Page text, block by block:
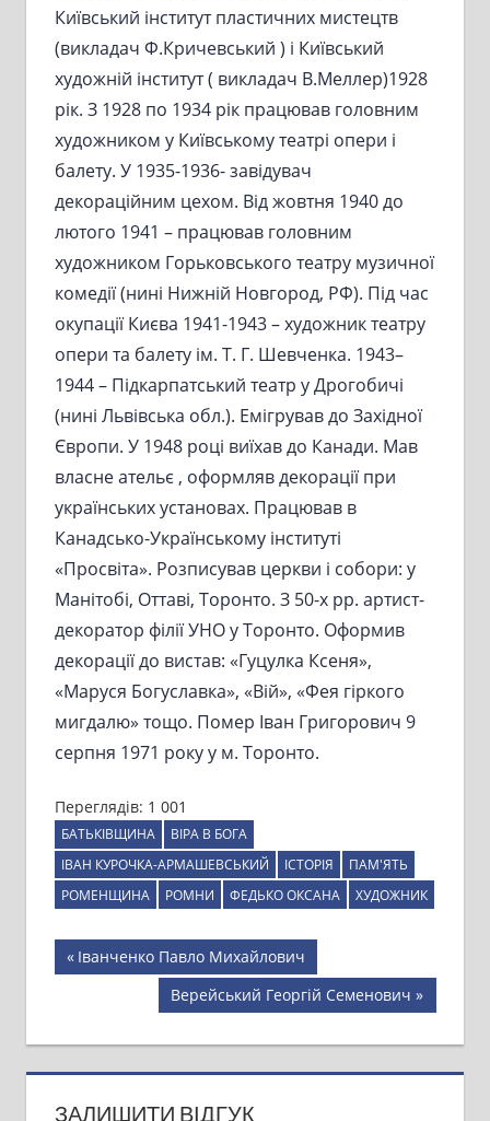
Київський інститут пластичних мистецтв
(викладач Ф.Кричевський ) і Київський
художній інститут ( викладач В.Меллер)1928
рік. З 1928 по 1934 рік працював головним
художником у Київському театрі опери і
балету. У 1935-1936- завідувач
декораційним цехом. Від жовтня 1940 до
лютого 1941 – працював головним
художником Горьковського театру музичної
комедії (нині Нижній Новгород, РФ). Під час
окупації Києва 1941-1943 – художник театру
опери та балету ім. Т. Г. Шевченка. 1943–
1944 – Підкарпатський театр у Дрогобичі
(нині Львівська обл.). Емігрував до Західної
Європи. У 1948 році виїхав до Канади. Мав
власне ательє , оформляв декорації при
українських установах. Працював в
Канадсько-Українському інституті
«Просвіта». Розписував церкви і собори: у
Манітобі, Оттаві, Торонто. З 50-х рр. артист-
декоратор філії УНО у Торонто. Оформив
декорації до вистав: «Гуцулка Ксеня»,
«Маруся Богуславка», «Вій», «Фея гіркого
мигдалю» тощо. Помер Іван Григорович 9
серпня 1971 року у м. Торонто.
Переглядів: 1 001
БАТЬКІВЩИНА
ВІРА В БОГА
ІВАН КУРОЧКА-АРМАШЕВСЬКИЙ
ІСТОРІЯ
ПАМ'ЯТЬ
РОМЕНЩИНА
РОМНИ ФЕДЬКО ОКСАНА ХУДОЖНИК
Навігація
записів
Previous
Post:
Іванченко Павло Михайлович
Next
Верейський Георгій Семенович